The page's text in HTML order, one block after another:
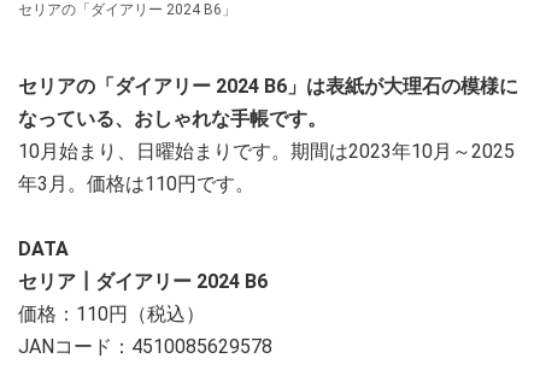
セリアの「ダイアリー 2024 B6」
セリアの「ダイアリー 2024 B6」は表紙が大理石の模様に
なっている、おしゃれな手帳です。
10月始まり、日曜始まりです。期間は2023年10月～2025
年3月。価格は110円です。
DATA
セリア┃ダイアリー 2024 B6
価格：110円（税込）
JANコード：4510085629578